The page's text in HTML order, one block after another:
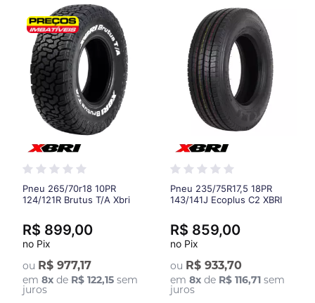
Pneu 265/70r18 10PR
124/121R Brutus T/A Xbri
ou R$ 977,17
em8x de R$ 122,15 sem
juros
R$ 899,00
no Pix
Pneu 235/75R17,5 18PR
143/141J Ecoplus C2 XBRI
ou R$ 933,70
em 8xde R$ 116,71sem
juros
R$ 859,00
no Pix